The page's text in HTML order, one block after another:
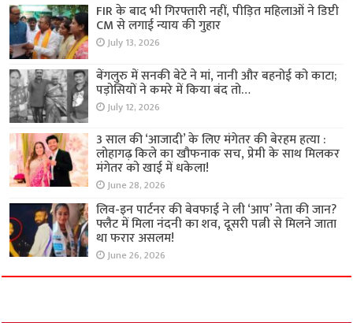
FIR के बाद भी गिरफ्तारी नहीं, पीड़ित महिलाओं ने डिप्टी
CM से लगाई न्याय की गुहार
July 13, 2026
बेंगलुरु में सनकी बेटे ने मां, नानी और बहनोई को काटा;
पड़ोसियों ने कमरे में किया बंद तो…
July 12, 2026
3 साल की ‘आजादी’ के लिए मंगेतर की बेरहम हत्या :
लोहागढ़ किले का खौफनाक सच, प्रेमी के साथ मिलकर
मंगेतर को खाई में धकेला!
June 28, 2026
लिव-इन पार्टनर की बेवफाई ने ली ‘आप’ नेता की जान?
फ्लैट में मिला नंदनी का शव, दूसरी पत्नी से मिलने जाता
था फरार असलम!
June 26, 2026